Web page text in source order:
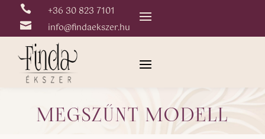
 +36 30 823 7101
 info@findaekszer.hu
MEGSZŰNT MODELL